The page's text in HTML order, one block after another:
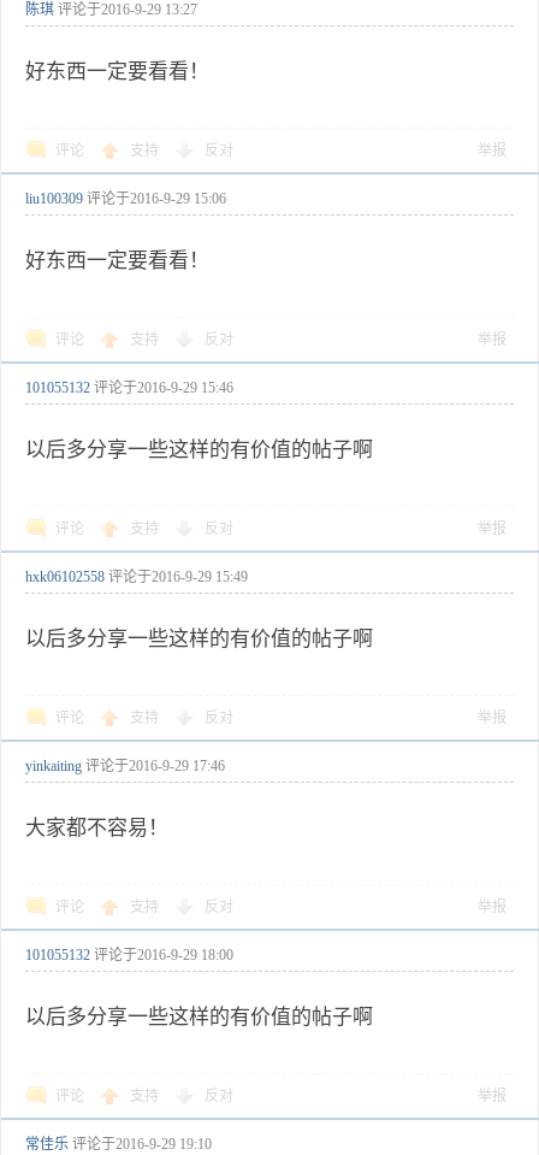
陈琪 评论于2016-9-29 13:27
好东西一定要看看！
评论 支持 反对 举报
liu100309 评论于2016-9-29 15:06
好东西一定要看看！
评论 支持 反对 举报
101055132 评论于2016-9-29 15:46
以后多分享一些这样的有价值的帖子啊
评论 支持 反对 举报
hxk06102558 评论于2016-9-29 15:49
以后多分享一些这样的有价值的帖子啊
评论 支持 反对 举报
yinkaiting 评论于2016-9-29 17:46
大家都不容易！
评论 支持 反对 举报
101055132 评论于2016-9-29 18:00
以后多分享一些这样的有价值的帖子啊
评论 支持 反对 举报
常佳乐 评论于2016-9-29 19:10